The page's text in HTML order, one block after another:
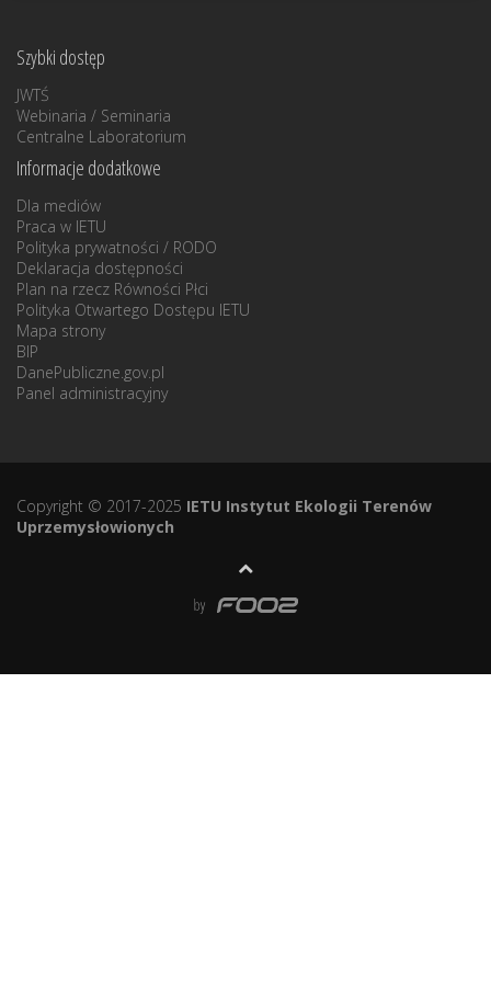
Szybki dostęp
JWTŚ
Webinaria / Seminaria
Centralne Laboratorium
Informacje dodatkowe
Dla mediów
Praca w IETU
Polityka prywatności / RODO
Deklaracja dostępności
Plan na rzecz Równości Płci
Polityka Otwartego Dostępu IETU
Mapa strony
BIP
DanePubliczne.gov.pl
Panel administracyjny
Copyright © 2017-2025 IETU Instytut Ekologii Terenów
Uprzemysłowionych